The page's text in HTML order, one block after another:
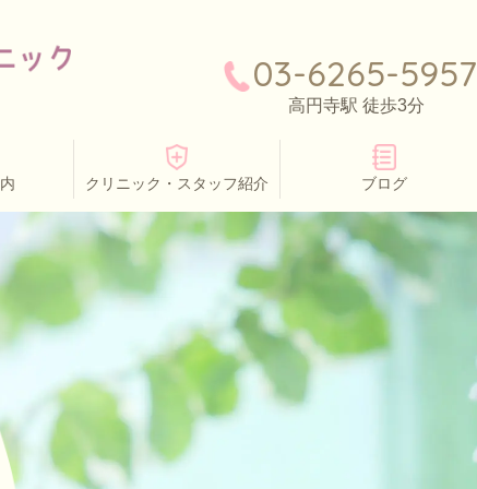
03-6265-5957
高円寺駅 徒歩3分
クリニック・スタッフ紹介 ブログ